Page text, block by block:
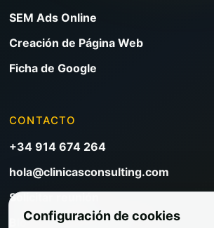
SEM Ads Online
Creación de Página Web
Ficha de Google
CONTACTO
+34 914 674 264
hola@clinicasconsulting.com
Solicitar reunión
Blog de marketing clínico
Configuración de cookies